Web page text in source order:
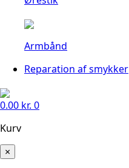
Armbånd
Reparation af smykker
0.00 kr. 0
Kurv
×